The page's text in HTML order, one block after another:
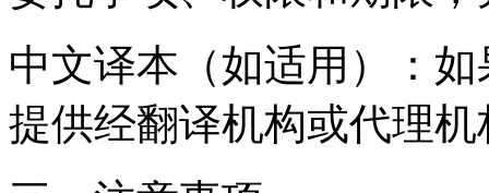
中文译本（如适用）‌：
提供经翻译机构或代理